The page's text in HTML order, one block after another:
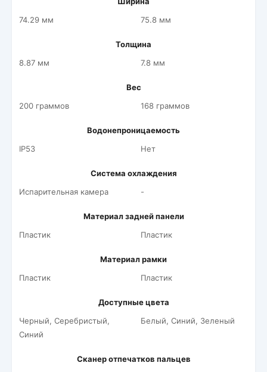
74.29 мм
75.8 мм
Толщина
8.87 мм
7.8 мм
Вес
200 граммов
168 граммов
Водонепроницаемость
IP53
Нет
Система охлаждения
Испарительная камера
-
Материал задней панели
Пластик
Пластик
Материал рамки
Пластик
Пластик
Доступные цвета
Черный, Серебристый,
Синий
Белый, Синий, Зеленый
Сканер отпечатков пальцев